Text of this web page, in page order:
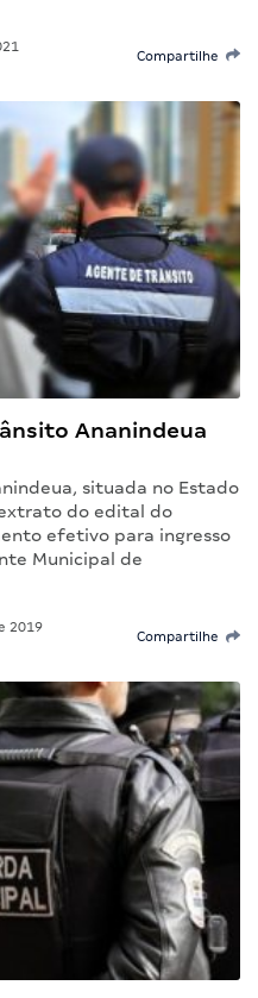
Compartilhe
Ananindeua
situada no Estado
do edital do
efetivo para ingresso
Municipal de
2019
Compartilhe